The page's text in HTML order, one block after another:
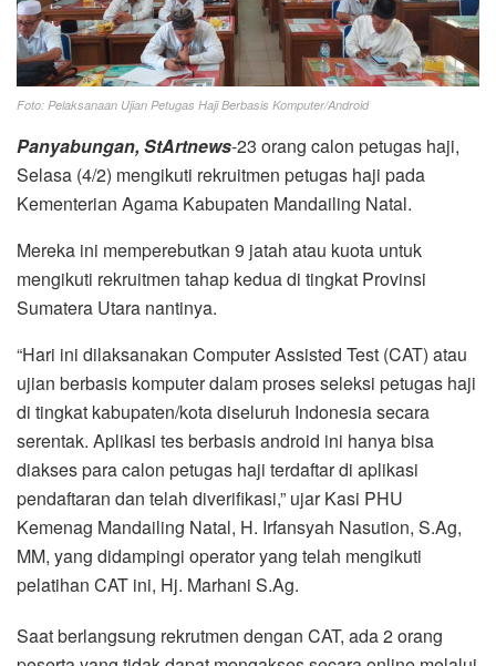
Foto: Pelaksanaan Ujian Petugas Haji Berbasis Komputer/Android
Panyabungan, StArtnews-23 orang calon petugas haji,
Selasa (4/2) mengikuti rekruitmen petugas haji pada
Kementerian Agama Kabupaten Mandailing Natal.
Mereka ini memperebutkan 9 jatah atau kuota untuk
mengikuti rekruitmen tahap kedua di tingkat Provinsi
Sumatera Utara nantinya.
“Hari ini dilaksanakan Computer Assisted Test (CAT) atau
ujian berbasis komputer dalam proses seleksi petugas haji
di tingkat kabupaten/kota diseluruh Indonesia secara
serentak. Aplikasi tes berbasis android ini hanya bisa
diakses para calon petugas haji terdaftar di aplikasi
pendaftaran dan telah diverifikasi,” ujar Kasi PHU
Kemenag Mandailing Natal, H. Irfansyah Nasution, S.Ag,
MM, yang didampingi operator yang telah mengikuti
pelatihan CAT ini, Hj. Marhani S.Ag.
Saat berlangsung rekrutmen dengan CAT, ada 2 orang